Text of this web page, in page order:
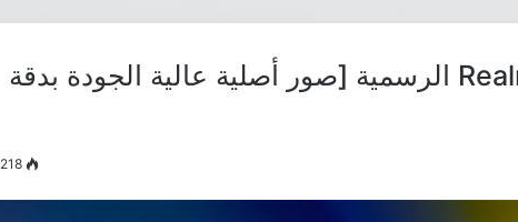
تحميل خلفيات Realme 7i الرسمية [صور أصلية عالية الجودة بدقة
218